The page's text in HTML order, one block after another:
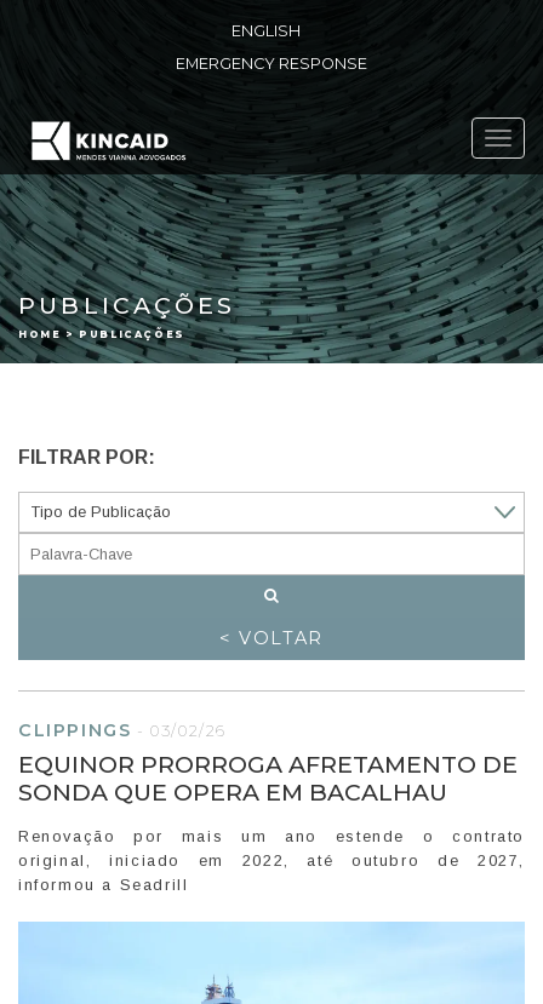
ENGLISH
EMERGENCY RESPONSE
PUBLICAÇÕES
HOME > PUBLICAÇÕES
FILTRAR POR:
< VOLTAR
CLIPPINGS -03/02/26
EQUINOR PRORROGA AFRETAMENTO DE
SONDA QUE OPERA EM BACALHAU
Renovação por mais um ano estende o contrato
original, iniciado em 2022, até outubro de 2027,
informou a Seadrill